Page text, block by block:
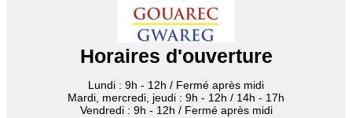
Horaires d'ouverture
Lundi : 9h - 12h / Fermé après midi
Mardi, mercredi, jeudi : 9h - 12h / 14h - 17h
Vendredi : 9h - 12h / Fermé après midi